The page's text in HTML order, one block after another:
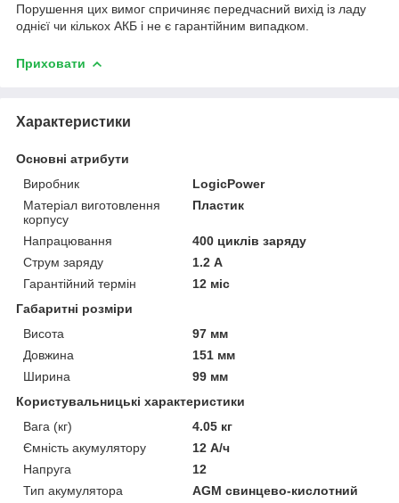
Порушення цих вимог спричиняє передчасний вихід із ладу
однієї чи кількох АКБ і не є гарантійним випадком.
Приховати
Характеристики
Основні атрибути
Виробник
LogicPower
Матеріал виготовлення
корпусу
Пластик
Напрацювання
400 циклів заряду
Струм заряду
1.2 А
Гарантійний термін
12 міс
Габаритні розміри
Висота
97 мм
Довжина
151 мм
Ширина
99 мм
Користувальницькі характеристики
Вага (кг)
4.05 кг
Ємність акумулятору
12 А/ч
Напруга
12
Тип акумулятора
AGM свинцево-кислотний